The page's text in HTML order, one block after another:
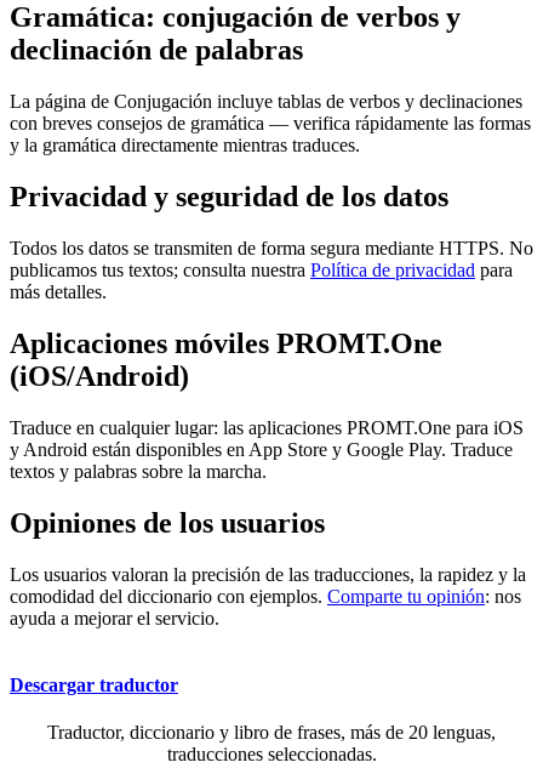
Gramática: conjugación de verbos y
declinación de palabras
La página de Conjugación incluye tablas de verbos y declinaciones
con breves consejos de gramática — verifica rápidamente las formas
y la gramática directamente mientras traduces.
Privacidad y seguridad de los datos
Todos los datos se transmiten de forma segura mediante HTTPS. No
publicamos tus textos; consulta nuestra Política de privacidad para
más detalles.
Aplicaciones móviles PROMT.One
(iOS/Android)
Traduce en cualquier lugar: las aplicaciones PROMT.One para iOS
y Android están disponibles en App Store y Google Play. Traduce
textos y palabras sobre la marcha.
Opiniones de los usuarios
Los usuarios valoran la precisión de las traducciones, la rapidez y la
comodidad del diccionario con ejemplos. Comparte tu opinión: nos
ayuda a mejorar el servicio.
Descargar traductor
Traductor, diccionario y libro de frases, más de 20 lenguas,
traducciones seleccionadas.